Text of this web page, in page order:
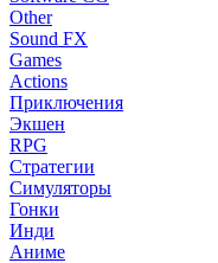
Other
Sound FX
Games
Actions
Приключения
Экшен
RPG
Стратегии
Симуляторы
Гонки
Инди
Аниме